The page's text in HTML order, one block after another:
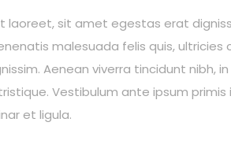
laoreet, sit amet egestas erat
malesuada felis quis,
Aenean viverra tincidunt
Vestibulum ante ipsum
et ligula.